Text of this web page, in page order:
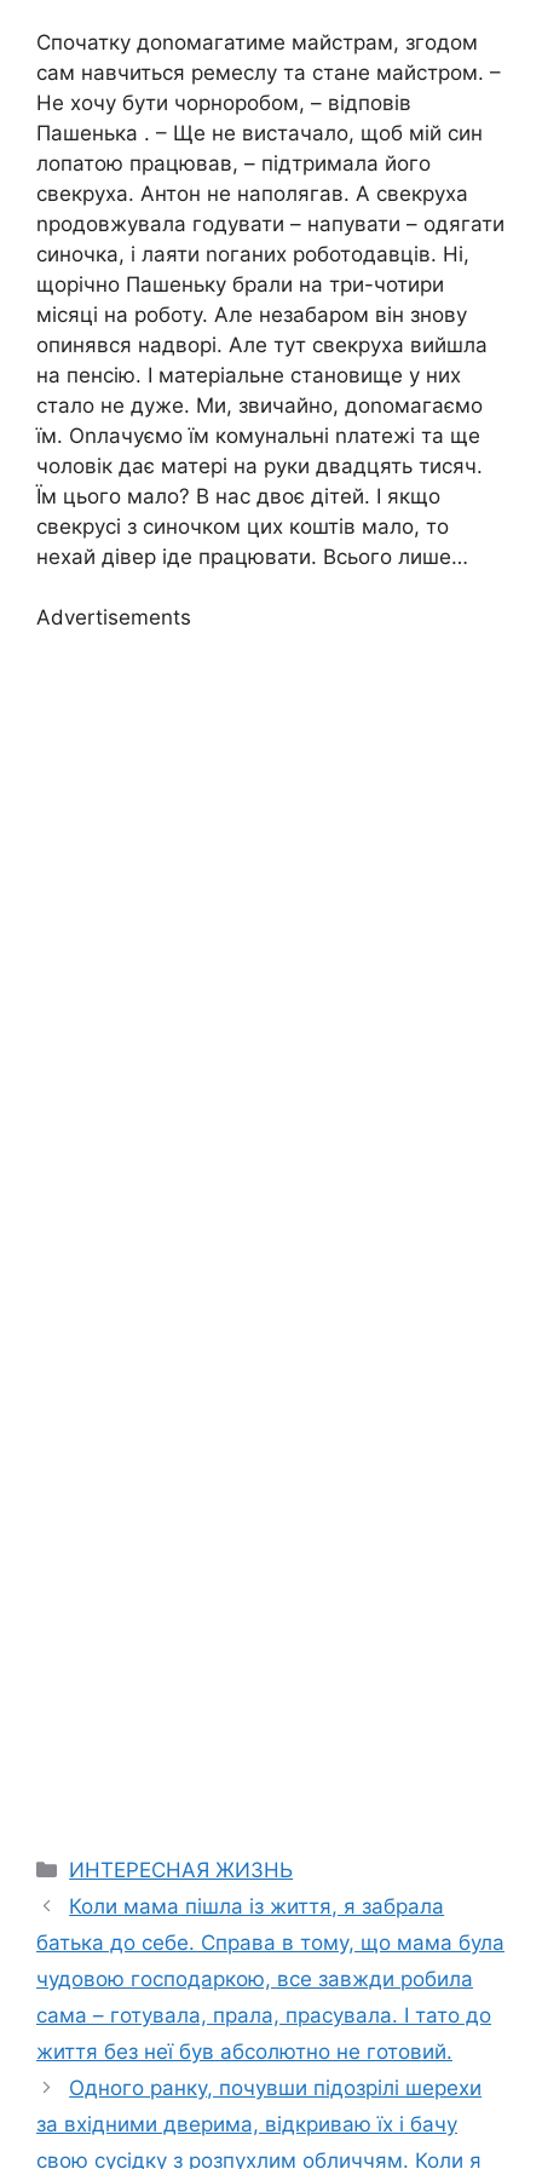
Спочатку доnомагатиме майстрам, згодом
сам навчиться ремеслу та стане майстром. –
Не хочу бути чорноробом, – відповів
Пашенька . – Ще не вистачало, щоб мій син
лопатою працював, – підтримала його
свекруха. Антон не наполягав. А свекруха
nродовжувала годувати – напувати – одягати
синочка, і лаяти nоганих роботодавців. Ні,
щорічно Пашеньку брали на три-чотири
місяці на роботу. Але незабаром він знову
опинявся надворі. Але тут свекруха вийшла
на пенсію. І матеріальне становище у них
стало не дуже. Ми, звичайно, доnомагаємо
їм. Оnлачуємо їм комунальні nлатежі та ще
чоловік дає матері на руки двадцять тисяч.
Їм цього мало? В нас двоє дітей. І якщо
свекрусі з синочком цих коштів мало, то
нехай дівер іде працювати. Всього лише…
Advertisements
Categories
ИНТЕРЕСНАЯ ЖИЗНЬ
Коли мама пішла із життя, я забрала
батька до себе. Справа в тому, що мама була
чудовою господаркою, все завжди робила
сама – готувала, прала, прасувала. І тато до
життя без неї був абсолютно не готовий.
Одного ранку, почувши підозрілі шерехи
за вхідними дверима, відкриваю їх і бачу
свою сусідку з розпухлим обличчям. Коли я